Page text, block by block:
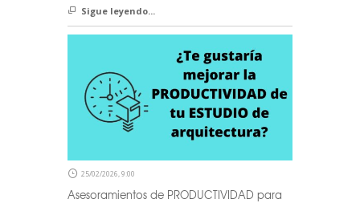
Sigue leyendo...
25/02/2026, 9:00
Asesoramientos de PRODUCTIVIDAD para